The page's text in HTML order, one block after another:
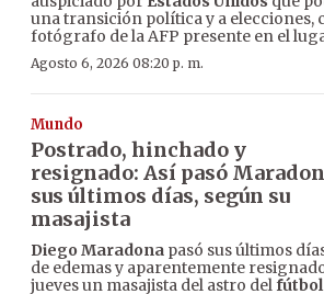
una transición política y a elecciones,
fotógrafo de la AFP presente en el
Agosto 6, 2026 08:20 p. m.
Mundo
Postrado, hinchado y
resignado: Así pasó
sus últimos días, según su
masajista
Diego Maradona pasó sus últimos
de edemas y aparentemente
jueves un masajista del astro del